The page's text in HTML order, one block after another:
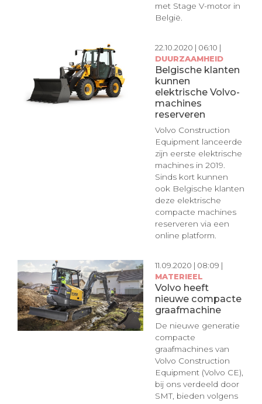
met Stage V-motor in
België.
22.10.2020 | 06:10 |
DUURZAAMHEID
Belgische klanten
kunnen
elektrische Volvo-
machines
reserveren
Volvo Construction
Equipment lanceerde
zijn eerste elektrische
machines in 2019.
Sinds kort kunnen
ook Belgische klanten
deze elektrische
compacte machines
reserveren via een
online platform.
11.09.2020 | 08:09 |
MATERIEEL
Volvo heeft
nieuwe compacte
graafmachine
De nieuwe generatie
compacte
graafmachines van
Volvo Construction
Equipment (Volvo CE),
bij ons verdeeld door
SMT, bieden volgens